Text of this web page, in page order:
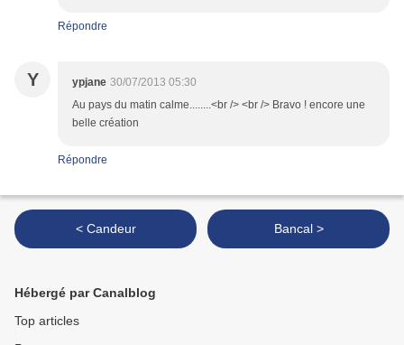
Répondre
Y ypjane 30/07/2013 05:30
Au pays du matin calme........<br /> <br /> Bravo ! encore une
belle création
Répondre
< Candeur Bancal >
Hébergé par Canalblog
Top articles